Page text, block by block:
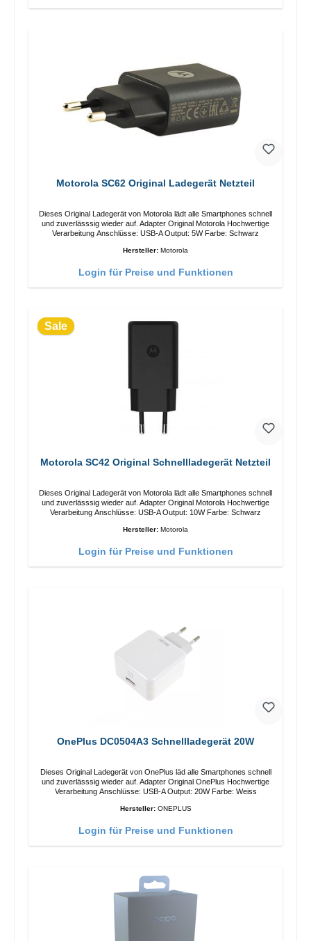
Motorola SC62 Original Ladegerät Netzteil
Dieses Original Ladegerät von Motorola lädt alle Smartphones schnell
und zuverlässsig wieder auf. Adapter Original Motorola Hochwertige
Verarbeitung Anschlüsse: USB-A Output: 5W Farbe: Schwarz
Hersteller: Motorola
Login für Preise und Funktionen
Sale
Motorola SC42 Original Schnellladegerät Netzteil
Dieses Original Ladegerät von Motorola lädt alle Smartphones schnell
und zuverlässsig wieder auf. Adapter Original Motorola Hochwertige
Verarbeitung Anschlüsse: USB-A Output: 10W Farbe: Schwarz
Hersteller: Motorola
Login für Preise und Funktionen
OnePlus DC0504A3 Schnellladegerät 20W
Dieses Original Ladegerät von OnePlus läd alle Smartphones schnell
und zuverlässsig wieder auf. Adapter Original OnePlus Hochwertige
Verarbeitung Anschlüsse: USB-A Output: 20W Farbe: Weiss
Hersteller: ONEPLUS
Login für Preise und Funktionen